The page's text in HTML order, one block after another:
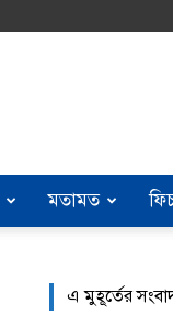
মতামত
এ মুহূর্তের